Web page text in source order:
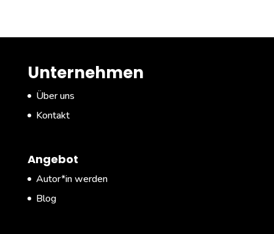
Unternehmen
Über uns
Kontakt
Angebot
Autor*in werden
Blog